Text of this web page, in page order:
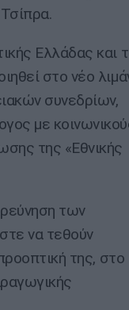
Ελλάδας και
στο νέο
συνεδρίων,
με
της «Εθνικής
των
να τεθούν
της, στο